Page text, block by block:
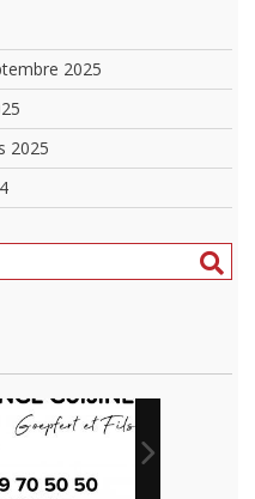
2025
2025